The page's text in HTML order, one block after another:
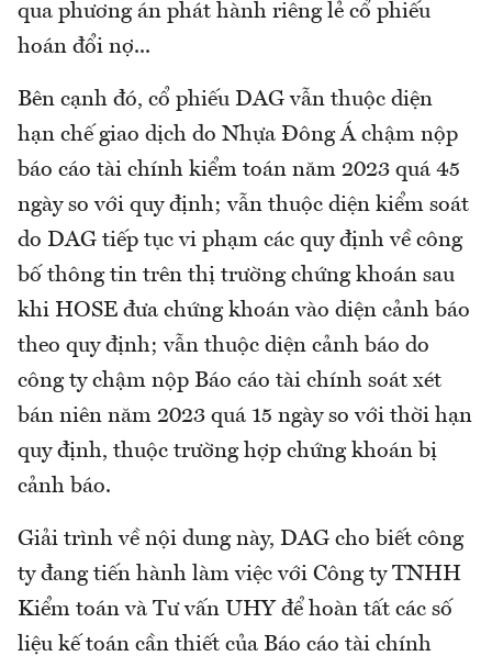
qua phương án phát hành riêng lẻ cổ phiếu
hoán đổi nợ...
Bên cạnh đó, cổ phiếu DAG vẫn thuộc diện
hạn chế giao dịch do Nhựa Đông Á chậm nộp
báo cáo tài chính kiểm toán năm 2023 quá 45
ngày so với quy định; vẫn thuộc diện kiểm soát
do DAG tiếp tục vi phạm các quy định về công
bố thông tin trên thị trường chứng khoán sau
khi HOSE đưa chứng khoán vào diện cảnh báo
theo quy định; vẫn thuộc diện cảnh báo do
công ty chậm nộp Báo cáo tài chính soát xét
bán niên năm 2023 quá 15 ngày so với thời hạn
quy định, thuộc trường hợp chứng khoán bị
cảnh báo.
Giải trình về nội dung này, DAG cho biết công
ty đang tiến hành làm việc với Công ty TNHH
Kiểm toán và Tư vấn UHY để hoàn tất các số
liệu kế toán cần thiết của Báo cáo tài chính